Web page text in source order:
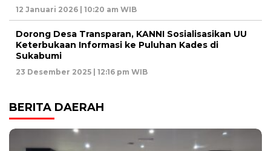
12 Januari 2026 | 10:20 am WIB
Dorong Desa Transparan, KANNI Sosialisasikan UU
Keterbukaan Informasi ke Puluhan Kades di
Sukabumi
23 Desember 2025 | 12:16 pm WIB
BERITA DAERAH